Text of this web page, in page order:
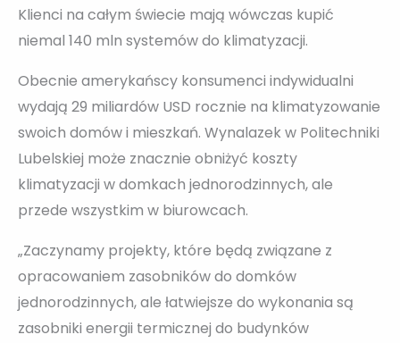
Klienci na całym świecie mają wówczas kupić
niemal 140 mln systemów do klimatyzacji.
Obecnie amerykańscy konsumenci indywidualni
wydają 29 miliardów USD rocznie na klimatyzowanie
swoich domów i mieszkań. Wynalazek w Politechniki
Lubelskiej może znacznie obniżyć koszty
klimatyzacji w domkach jednorodzinnych, ale
przede wszystkim w biurowcach.
„Zaczynamy projekty, które będą związane z
opracowaniem zasobników do domków
jednorodzinnych, ale łatwiejsze do wykonania są
zasobniki energii termicznej do budynków